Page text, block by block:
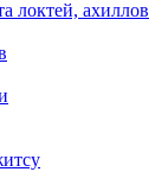
локтей, ахиллов